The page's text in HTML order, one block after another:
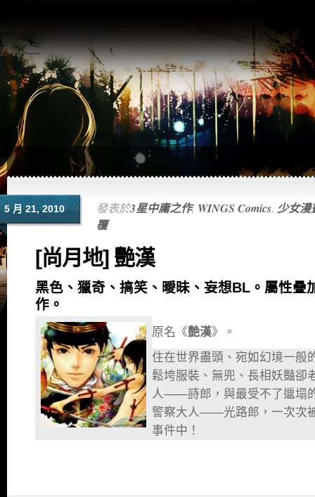
5 月 21, 2010 發表於3星中庸之作, WINGS Comics, 少女漫
覆
[尚月地] 艷漢
黑色、獵奇、搞笑、曖昧、妄想BL。屬性疊
作。
原名《艶漢》。
住在世界盡頭、宛如幻境一般
鬆垮服裝、無兜、長相妖豔卻
人——詩郎，與最受不了邋塌
警察大人——光路郎，一次次
事件中！